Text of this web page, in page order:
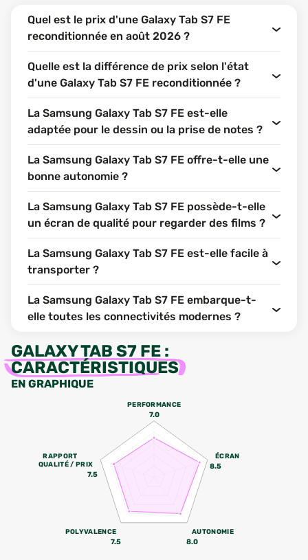
Quel est le prix d'une Galaxy Tab S7 FE
reconditionnée en août 2026 ?
Quelle est la différence de prix selon l'état
d'une Galaxy Tab S7 FE reconditionnée ?
La Samsung Galaxy Tab S7 FE est-elle
adaptée pour le dessin ou la prise de notes ?
La Samsung Galaxy Tab S7 FE offre-t-elle une
bonne autonomie ?
La Samsung Galaxy Tab S7 FE possède-t-elle
un écran de qualité pour regarder des films ?
La Samsung Galaxy Tab S7 FE est-elle facile à
transporter ?
La Samsung Galaxy Tab S7 FE embarque-t-
elle toutes les connectivités modernes ?
GALAXY TAB S7 FE :
CARACTÉRISTIQUES
EN GRAPHIQUE
PERFORMANCE
7.0
ÉCRAN
8.5
AUTONOMIE
8.0
POLYVALENCE
7.5
RAPPORT
QUALITÉ / PRIX
7.5